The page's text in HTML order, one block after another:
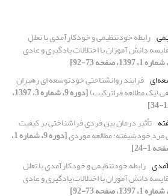
رابطه خودتنظیمی و خودکارآمدی با تعلل
دانش آموزان با اختلالات یادگیری و عادی
فرایند روانشناختی خودتوسعه ای رهبران
(یک مطالعه فراترکیب) [دوره 9، شماره 3، 1397،
تأثیر درمان بین فردی فراشناختی بر کیفیت
مرد خودشیفته: مطالعه موردی [دوره 9، شماره 1،
رابطه خودتنظیمی و خودکارآمدی با تعلل
دانش آموزان با اختلالات یادگیری و عادی